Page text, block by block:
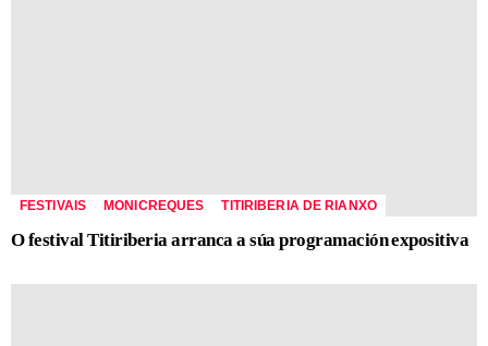
FESTIVAIS MONICREQUES TITIRIBERIA DE RIANXO
O festival Titiriberia arranca a súa programación expositiva